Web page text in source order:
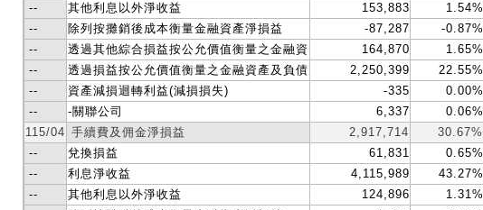
--
其他利息以外淨收益 153,883 1.54%
--
除列按攤銷後成本衡量金融資產淨損益 -87,287 -0.87%
--
透過其他綜合損益按公允價值衡量之金融資 164,870 1.65%
--
透過損益按公允價值衡量之金融資產及負債 2,250,399 22.55%
--
資產減損迴轉利益(減損損失) -335 0.00%
--
-關聯公司 6,337 0.06%
115/04 手續費及佣金淨損益 2,917,714 30.67%
--
兌換損益 61,831 0.65%
--
利息淨收益 4,115,989 43.27%
--
其他利息以外淨收益 124,896 1.31%